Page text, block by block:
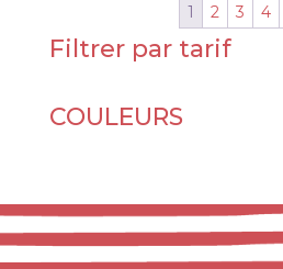
1 2 3 4
Filtrer par tarif
COULEURS